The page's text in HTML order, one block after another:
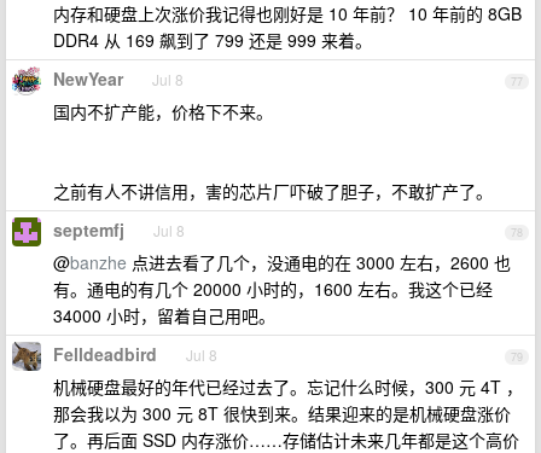
内存和硬盘上次涨价我记得也刚好是 10 年前？ 10 年前的 8GB
DDR4 从 169 飙到了 799 还是 999 来着。
77
NewYear Jul 8
国内不扩产能，价格下不来。
之前有人不讲信用，害的芯片厂吓破了胆子，不敢扩产了。
78
septemfj Jul 8
@banzhe 点进去看了几个，没通电的在 3000 左右，2600 也
有。通电的有几个 20000 小时的，1600 左右。我这个已经
34000 小时，留着自己用吧。
79
Felldeadbird Jul 8
机械硬盘最好的年代已经过去了。忘记什么时候，300 元 4T ，
那会我以为 300 元 8T 很快到来。结果迎来的是机械硬盘涨价
了。再后面 SSD 内存涨价……存储估计未来几年都是这个高价